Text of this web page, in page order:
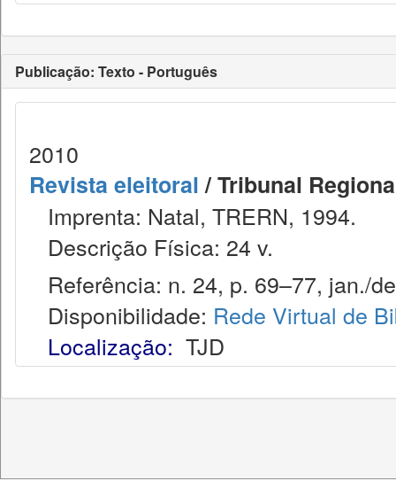
Publicação: Texto - Português
2010
Revista eleitoral/ Tribunal
Imprenta: Natal, TRERN, 1994.
Descrição Física: 24 v.
Referência: n. 24, p. 69–77, jan./
Disponibilidade: Rede Virtual de
Localização: TJD